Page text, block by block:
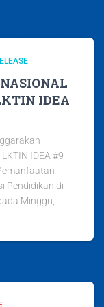
IDEA
IDEA #9
Pendidikan di
Minggu,